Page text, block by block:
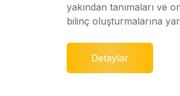
yakından tanımaları ve
bilinç oluşturmalarına
Detaylar